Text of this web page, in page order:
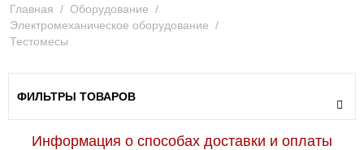
Главная / Оборудование /
Электромеханическое оборудование /
Тестомесы
ФИЛЬТРЫ ТОВАРОВ
Информация о способах доставки и оплаты